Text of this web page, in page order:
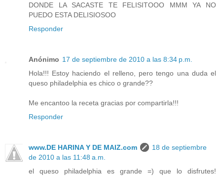
DONDE LA SACASTE TE FELISITOOO MMM YA NO
PUEDO ESTA DELISIOSOO
Responder
Anónimo 17 de septiembre de 2010 a las 8:34 p.m.
Hola!!! Estoy haciendo el relleno, pero tengo una duda el
queso philadelphia es chico o grande??
Me encantoo la receta gracias por compartirla!!!
Responder
www.DE HARINA Y DE MAIZ.com
18 de septiembre
de 2010 a las 11:48 a.m.
el queso philadelphia es grande =) que lo disfrutes!